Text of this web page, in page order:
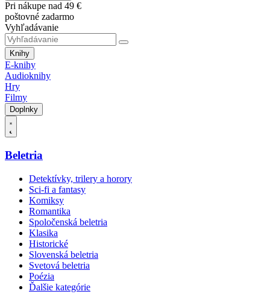
Pri nákupe nad 49 €
poštovné zadarmo
Vyhľadávanie
Knihy
E-knihy
Audioknihy
Hry
Filmy
Doplnky
Beletria
Detektívky, trilery a horory
Sci-fi a fantasy
Komiksy
Romantika
Spoločenská beletria
Klasika
Historické
Slovenská beletria
Svetová beletria
Poézia
Ďalšie kategórie